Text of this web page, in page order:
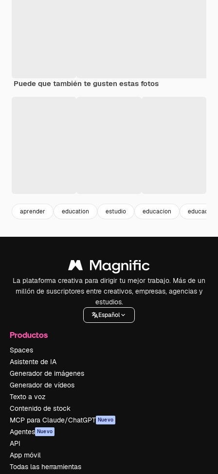
Puede que también te gusten estas fotos
aprender education estudio educacion educadora
La plataforma creativa para dirigir tu mejor trabajo. Más de un
millón de suscriptores entre creativos, empresas, agencias y
estudios.
Español
Productos
Spaces
Asistente de IA
Generador de imágenes
Generador de vídeos
Texto a voz
Contenido de stock
MCP para Claude/ChatGPT Nuevo
Agentes Nuevo
API
App móvil
Todas las herramientas